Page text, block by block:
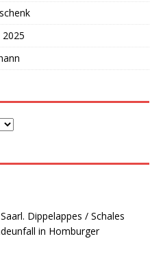
Dippelappes / Schales
in Homburger